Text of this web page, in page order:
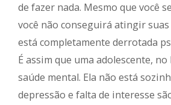
de fazer nada. Mesmo que você
você não conseguirá atingir
está completamente derrotada
É assim que uma adolescente,
saúde mental. Ela não está
depressão e falta de interesse